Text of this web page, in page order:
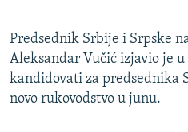
TV LIBERTY
POST SCRIPTUM
MOJA EVROPA
Sve RFE/RL stranice
Predsednik Srbije i Srpske
Aleksandar Vučić izjavio je u
kandidovati za predsednika
novo rukovodstvo u junu.